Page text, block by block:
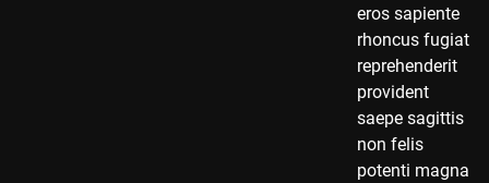
eros sapiente
rhoncus fugiat
reprehenderit
provident
saepe sagittis
non felis
potenti magna